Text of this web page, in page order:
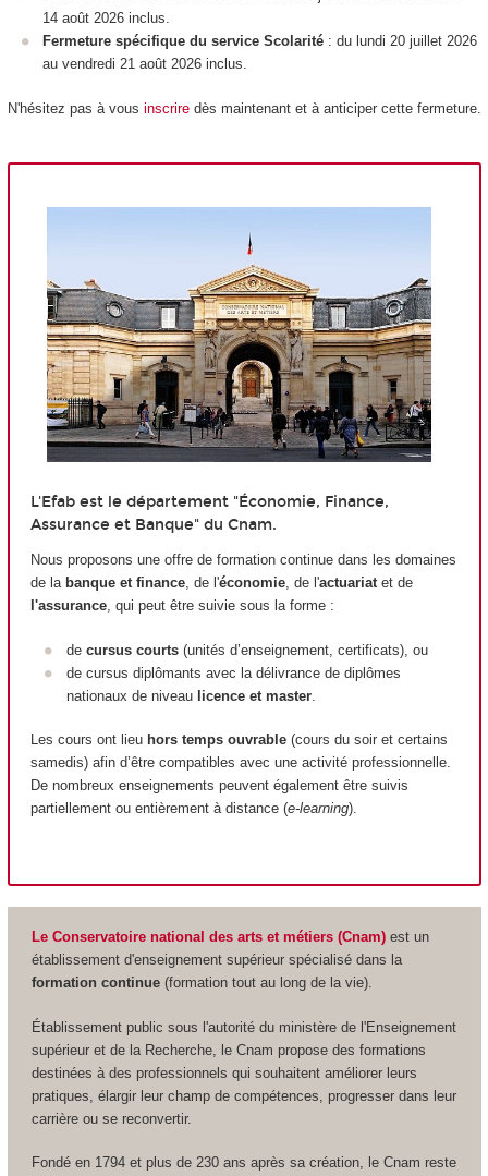
14 août 2026 inclus.
Fermeture spécifique du service Scolarité : du lundi 20 juillet 2026
au vendredi 21 août 2026 inclus.
N'hésitez pas à vous inscriredès maintenant et à anticiper cette fermeture.
L'Efab est le département "Économie, Finance,
Assurance et Banque" du Cnam.
Nous proposons une offre de formation continue dans les domaines
de labanque et finance, de l'économie, de l'actuariat et de
l'assurance, qui peut être suivie sous la forme :
de cursus courts(unités d’enseignement, certificats), ou
de cursus diplômants avec la délivrance de diplômes
nationaux de niveau licence et master.
Les cours ont lieu hors temps ouvrable (cours du soir et certains
samedis) afin d’être compatibles avec une activité professionnelle.
De nombreux enseignements peuvent également être suivis
partiellement ou entièrement à distance (e-learning).
Le Conservatoire national des arts et métiers (Cnam)est un
établissement d'enseignement supérieur spécialisé dans la
formation continue(formation tout au long de la vie).
Établissement public sous l'autorité du ministère de l'Enseignement
supérieur et de la Recherche, le Cnam propose des formations
destinées à des professionnels qui souhaitent améliorer leurs
pratiques, élargir leur champ de compétences, progresser dans leur
carrière ou se reconvertir.
Fondé en 1794 et plus de 230 ans après sa création, le Cnam reste